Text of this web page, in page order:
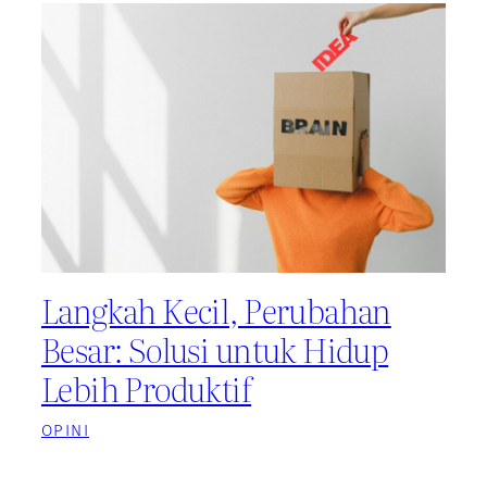
Langkah Kecil, Perubahan
Besar: Solusi untuk Hidup
Lebih Produktif
OPINI